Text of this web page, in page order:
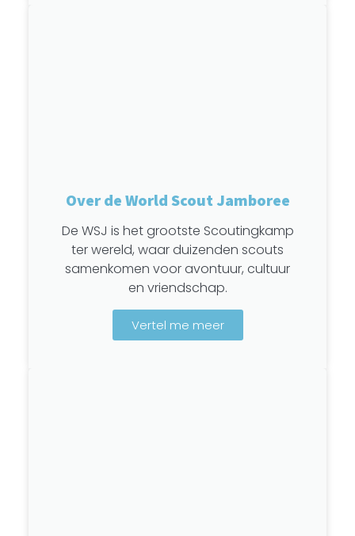
Over de World Scout Jamboree
De WSJ is het grootste Scoutingkamp
ter wereld, waar duizenden scouts
samenkomen voor avontuur, cultuur
en vriendschap.
Vertel me meer